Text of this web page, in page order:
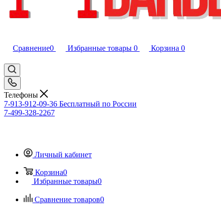
Сравнение0 Избранные товары 0 Корзина 0
Телефоны
7-913-912-09-36 Бесплатный по России
7-499-328-2267
Личный кабинет
Корзина0
Избранные товары0
Сравнение товаров0